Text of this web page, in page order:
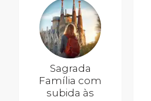
Sagrada
Família com
subida às